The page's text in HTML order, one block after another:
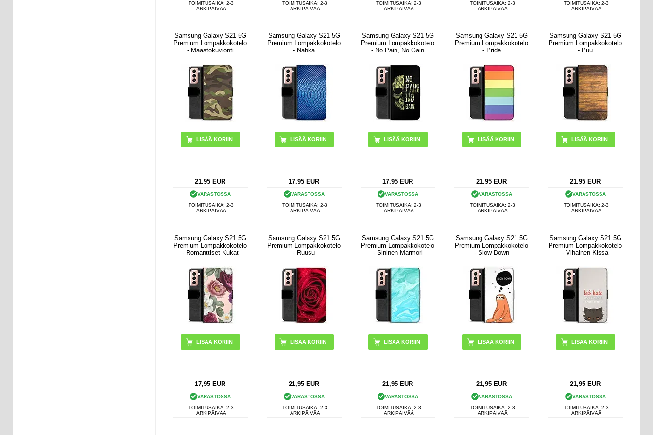
TOIMITUSAIKA: 2-3
ARKIPÄIVÄÄ
TOIMITUSAIKA: 2-3
ARKIPÄIVÄÄ
TOIMITUSAIKA: 2-3
ARKIPÄIVÄÄ
TOIMITUSAIKA: 2-3
ARKIPÄIVÄÄ
TOIMITUSAIKA: 2-3
ARKIPÄIVÄÄ
Samsung Galaxy S21 5G
Premium Lompakkokotelo
- Maastokuvionti
21,95 EUR
VARASTOSSA
TOIMITUSAIKA: 2-3
ARKIPÄIVÄÄ
Samsung Galaxy S21 5G
Premium Lompakkokotelo
- Nahka
17,95 EUR
VARASTOSSA
TOIMITUSAIKA: 2-3
ARKIPÄIVÄÄ
Samsung Galaxy S21 5G
Premium Lompakkokotelo
- No Pain, No Gain
17,95 EUR
VARASTOSSA
TOIMITUSAIKA: 2-3
ARKIPÄIVÄÄ
Samsung Galaxy S21 5G
Premium Lompakkokotelo
- Pride
21,95 EUR
VARASTOSSA
TOIMITUSAIKA: 2-3
ARKIPÄIVÄÄ
Samsung Galaxy S21 5G
Premium Lompakkokotelo
- Puu
21,95 EUR
VARASTOSSA
TOIMITUSAIKA: 2-3
ARKIPÄIVÄÄ
Samsung Galaxy S21 5G
Premium Lompakkokotelo
- Romanttiset Kukat
17,95 EUR
VARASTOSSA
TOIMITUSAIKA: 2-3
ARKIPÄIVÄÄ
Samsung Galaxy S21 5G
Premium Lompakkokotelo
- Ruusu
21,95 EUR
VARASTOSSA
TOIMITUSAIKA: 2-3
ARKIPÄIVÄÄ
Samsung Galaxy S21 5G
Premium Lompakkokotelo
- Sininen Marmori
21,95 EUR
VARASTOSSA
TOIMITUSAIKA: 2-3
ARKIPÄIVÄÄ
Samsung Galaxy S21 5G
Premium Lompakkokotelo
- Slow Down
21,95 EUR
VARASTOSSA
TOIMITUSAIKA: 2-3
ARKIPÄIVÄÄ
Samsung Galaxy S21 5G
Premium Lompakkokotelo
- Vihainen Kissa
21,95 EUR
VARASTOSSA
TOIMITUSAIKA: 2-3
ARKIPÄIVÄÄ